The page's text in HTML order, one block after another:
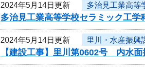
2024年5月14日更新 多治見工業高等
多治見工業高等学校セラミック
2024年5月14日更新 里川・水産振興
【建設工事】里川第0602号 内水